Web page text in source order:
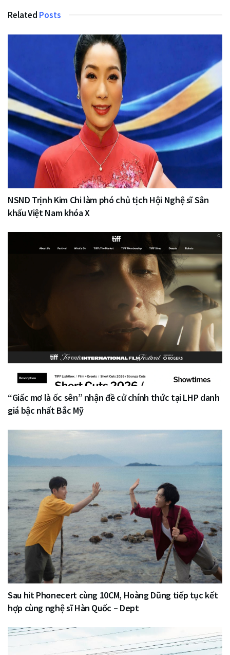
Related Posts
NSND Trịnh Kim Chi làm phó chủ tịch Hội Nghệ sĩ Sân
khấu Việt Nam khóa X
“Giấc mơ là ốc sên” nhận đề cử chính thức tại LHP danh
giá bậc nhất Bắc Mỹ
Sau hit Phonecert cùng 10CM, Hoàng Dũng tiếp tục kết
hợp cùng nghệ sĩ Hàn Quốc – Dept